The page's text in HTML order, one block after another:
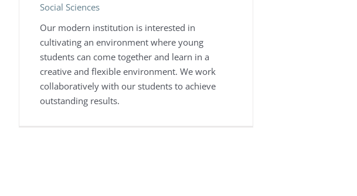
Social Sciences
Our modern institution is interested in
cultivating an environment where young
students can come together and learn in a
creative and flexible environment. We work
collaboratively with our students to achieve
outstanding results.